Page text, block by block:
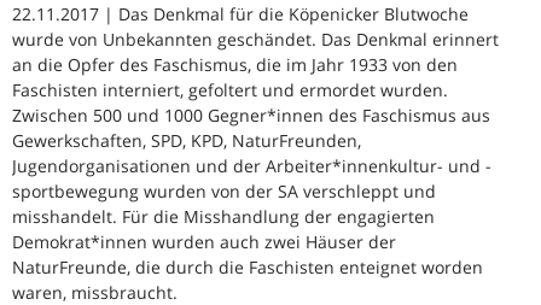
22.11.2017 | Das Denkmal für die Köpenicker Blutwoche
wurde von Unbekannten geschändet. Das Denkmal erinnert
an die Opfer des Faschismus, die im Jahr 1933 von den
Faschisten interniert, gefoltert und ermordet wurden.
Zwischen 500 und 1000 Gegner*innen des Faschismus aus
Gewerkschaften, SPD, KPD, NaturFreunden,
Jugendorganisationen und der Arbeiter*innenkultur- und -
sportbewegung wurden von der SA verschleppt und
misshandelt. Für die Misshandlung der engagierten
Demokrat*innen wurden auch zwei Häuser der
NaturFreunde, die durch die Faschisten enteignet worden
waren, missbraucht.